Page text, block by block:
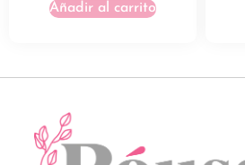
Añadir al carrito